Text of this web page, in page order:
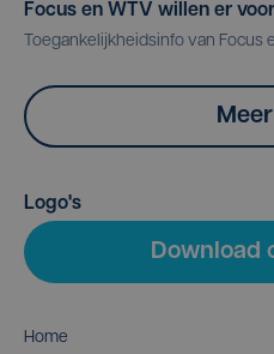
Focus en WTV willen er
Toegankelijkheidsinfo van Focus
Logo's
Download
Home